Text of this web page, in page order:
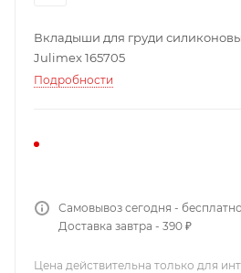
Вкладыши для груди
Julimex 165705
Подробности
Самовывоз сегодня - бесплатно
Доставка завтра - 390 ₽
Цена действительна только для